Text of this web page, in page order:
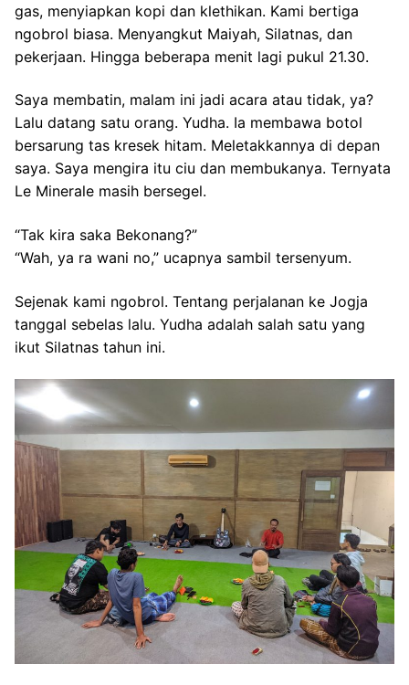
gas, menyiapkan kopi dan klethikan. Kami bertiga
ngobrol biasa. Menyangkut Maiyah, Silatnas, dan
pekerjaan. Hingga beberapa menit lagi pukul 21.30.
Saya membatin, malam ini jadi acara atau tidak, ya?
Lalu datang satu orang. Yudha. Ia membawa botol
bersarung tas kresek hitam. Meletakkannya di depan
saya. Saya mengira itu ciu dan membukanya. Ternyata
Le Minerale masih bersegel.
“Tak kira saka Bekonang?”
“Wah, ya ra wani no,” ucapnya sambil tersenyum.
Sejenak kami ngobrol. Tentang perjalanan ke Jogja
tanggal sebelas lalu. Yudha adalah salah satu yang
ikut Silatnas tahun ini.